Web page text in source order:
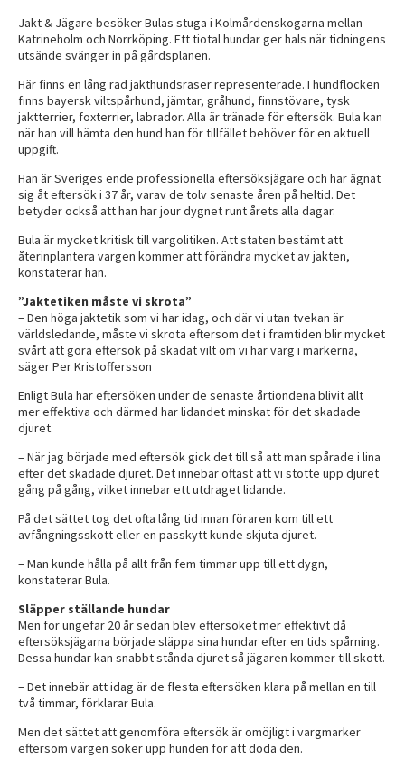
Jakt & Jägare besöker Bulas stuga i Kolmårdenskogarna mellan
Katrineholm och Norrköping. Ett tiotal hundar ger hals när tidningens
utsände svänger in på gårdsplanen.
Här finns en lång rad jakthundsraser representerade. I hundflocken
finns bayersk viltspårhund, jämtar, gråhund, finnstövare, tysk
jaktterrier, foxterrier, labrador. Alla är tränade för eftersök. Bula kan
när han vill hämta den hund han för tillfället behöver för en aktuell
uppgift.
Han är Sveriges ende professionella eftersöksjägare och har ägnat
sig åt eftersök i 37 år, varav de tolv senaste åren på heltid. Det
betyder också att han har jour dygnet runt årets alla dagar.
Bula är mycket kritisk till vargolitiken. Att staten bestämt att
återinplantera vargen kommer att förändra mycket av jakten,
konstaterar han.
”Jaktetiken måste vi skrota”
– Den höga jaktetik som vi har idag, och där vi utan tvekan är
världsledande, måste vi skrota eftersom det i framtiden blir mycket
svårt att göra eftersök på skadat vilt om vi har varg i markerna,
säger Per Kristoffersson
Enligt Bula har eftersöken under de senaste årtiondena blivit allt
mer effektiva och därmed har lidandet minskat för det skadade
djuret.
– När jag började med eftersök gick det till så att man spårade i lina
efter det skadade djuret. Det innebar oftast att vi stötte upp djuret
gång på gång, vilket innebar ett utdraget lidande.
På det sättet tog det ofta lång tid innan föraren kom till ett
avfångningsskott eller en passkytt kunde skjuta djuret.
– Man kunde hålla på allt från fem timmar upp till ett dygn,
konstaterar Bula.
Släpper ställande hundar
Men för ungefär 20 år sedan blev eftersöket mer effektivt då
eftersöksjägarna började släppa sina hundar efter en tids spårning.
Dessa hundar kan snabbt stånda djuret så jägaren kommer till skott.
– Det innebär att idag är de flesta eftersöken klara på mellan en till
två timmar, förklarar Bula.
Men det sättet att genomföra eftersök är omöjligt i vargmarker
eftersom vargen söker upp hunden för att döda den.